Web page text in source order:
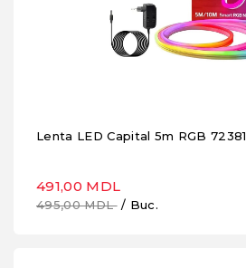
Lenta LED Capital 5m RGB 72381
491,00 MDL
495,00 MDL/ Buc.